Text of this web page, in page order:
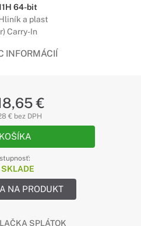
64-bit
a plast
Carry-In
INFORMÁCIÍ
€
€ bez DPH
NA PRODUKT
SPLÁTOK